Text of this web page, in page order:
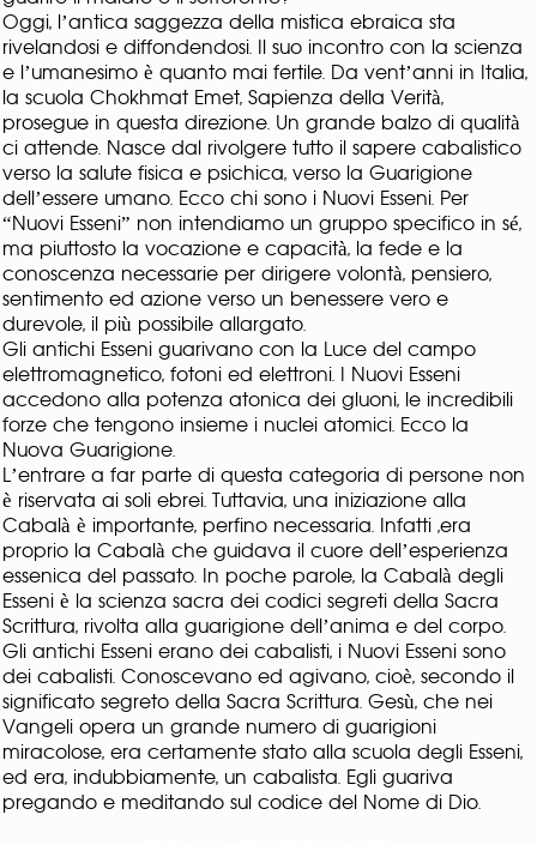
Oggi, l’antica saggezza della mistica ebraica sta
rivelandosi e diffondendosi. Il suo incontro con la scienza
e l’umanesimo è quanto mai fertile. Da vent’anni in Italia,
la scuola Chokhmat Emet, Sapienza della Verità,
prosegue in questa direzione. Un grande balzo di qualità
ci attende. Nasce dal rivolgere tutto il sapere cabalistico
verso la salute fisica e psichica, verso la Guarigione
dell’essere umano. Ecco chi sono i Nuovi Esseni. Per
“Nuovi Esseni” non intendiamo un gruppo specifico in sé,
ma piuttosto la vocazione e capacità, la fede e la
conoscenza necessarie per dirigere volontà, pensiero,
sentimento ed azione verso un benessere vero e
durevole, il più possibile allargato.
Gli antichi Esseni guarivano con la Luce del campo
elettromagnetico, fotoni ed elettroni. I Nuovi Esseni
accedono alla potenza atonica dei gluoni, le incredibili
forze che tengono insieme i nuclei atomici. Ecco la
Nuova Guarigione.
L’entrare a far parte di questa categoria di persone non
è riservata ai soli ebrei. Tuttavia, una iniziazione alla
Cabalà è importante, perfino necessaria. Infatti ,era
proprio la Cabalà che guidava il cuore dell’esperienza
essenica del passato. In poche parole, la Cabalà degli
Esseni è la scienza sacra dei codici segreti della Sacra
Scrittura, rivolta alla guarigione dell’anima e del corpo.
Gli antichi Esseni erano dei cabalisti, i Nuovi Esseni sono
dei cabalisti. Conoscevano ed agivano, cioè, secondo il
significato segreto della Sacra Scrittura. Gesù, che nei
Vangeli opera un grande numero di guarigioni
miracolose, era certamente stato alla scuola degli Esseni,
ed era, indubbiamente, un cabalista. Egli guariva
pregando e meditando sul codice del Nome di Dio.